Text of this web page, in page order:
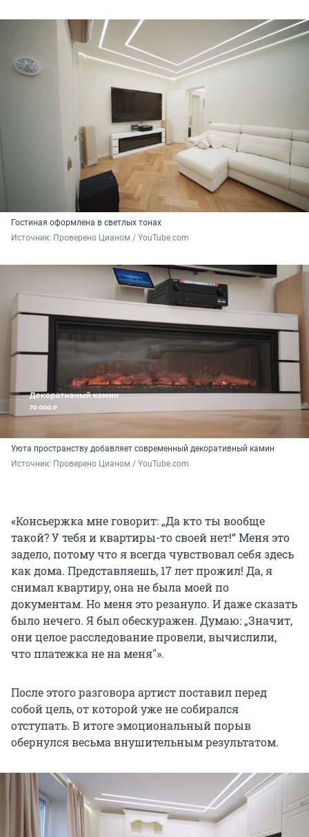
Гостиная оформлена в светлых тонах
Источник: Проверено Цианом / YouTube.com
Уюта пространству добавляет современный декоративный камин
Источник: Проверено Цианом / YouTube.com
«Консьержка мне говорит: „Да кто ты вообще
такой? У тебя и квартиры-то своей нет!“ Меня это
задело, потому что я всегда чувствовал себя здесь
как дома. Представляешь, 17 лет прожил! Да, я
снимал квартиру, она не была моей по
документам. Но меня это резануло. И даже сказать
было нечего. Я был обескуражен. Думаю: „Значит,
они целое расследование провели, вычислили,
что платежка не на меня"».
После этого разговора артист поставил перед
собой цель, от которой уже не собирался
отступать. В итоге эмоциональный порыв
обернулся весьма внушительным результатом.